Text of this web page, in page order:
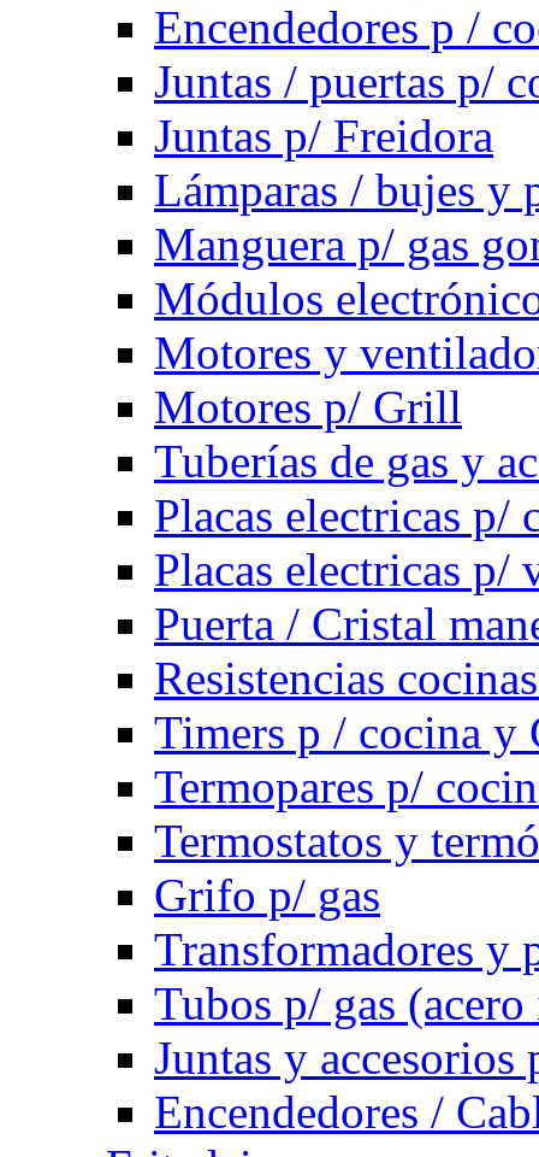
Encendedores p /
Juntas / puertas p/
Juntas p/ Freidora
Lámparas / bujes y
Manguera p/ gas
Módulos
Motores y
Motores p/ Grill
Tuberías de gas y
Placas electricas p/
Placas electricas p/
Puerta / Cristal
Resistencias
Timers p / cocina y
Termopares p/
Termostatos y
Grifo p/ gas
Transformadores y
Tubos p/ gas
Juntas y accesorios
Encendedores /